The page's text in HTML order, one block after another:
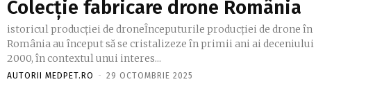
Colecție fabricare drone România
istoricul producției de droneÎnceputurile producției de drone în
România au început să se cristalizeze în primii ani ai deceniului
2000, în contextul unui interes...
AUTORII MEDPET.RO - 29 OCTOMBRIE 2025